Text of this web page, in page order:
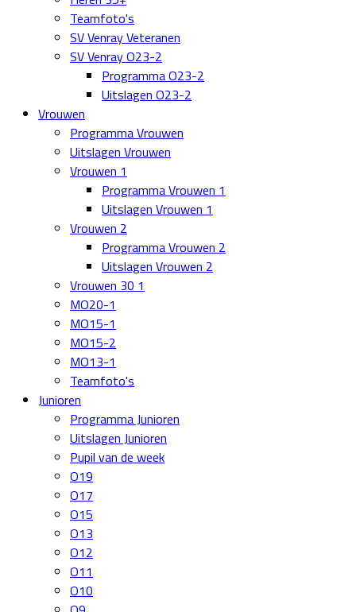
Teamfoto's
SV Venray Veteranen
SV Venray O23-2
Programma O23-2
Uitslagen O23-2
Vrouwen
Programma Vrouwen
Uitslagen Vrouwen
Vrouwen 1
Programma Vrouwen 1
Uitslagen Vrouwen 1
Vrouwen 2
Programma Vrouwen 2
Uitslagen Vrouwen 2
Vrouwen 30 1
MO20-1
MO15-1
MO15-2
MO13-1
Teamfoto's
Junioren
Programma Junioren
Uitslagen Junioren
Pupil van de week
O19
O17
O15
O13
O12
O11
O10